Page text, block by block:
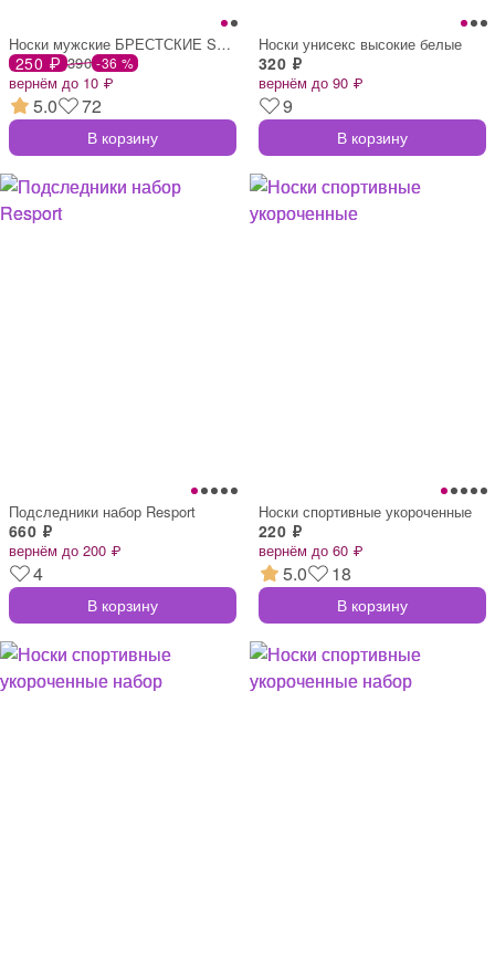
Носки мужские БРЕСТСКИЕ SOXY 21С4200К NE
250 ₽ 390 -36 %
вернём до 10 ₽
5.0 72
В корзину
Носки унисекс высокие белые
320 ₽
вернём до 90 ₽
9
В корзину
Подследники набор Resport
660 ₽
вернём до 200 ₽
4
В корзину
Носки спортивные укороченные
220 ₽
вернём до 60 ₽
5.0 18
В корзину